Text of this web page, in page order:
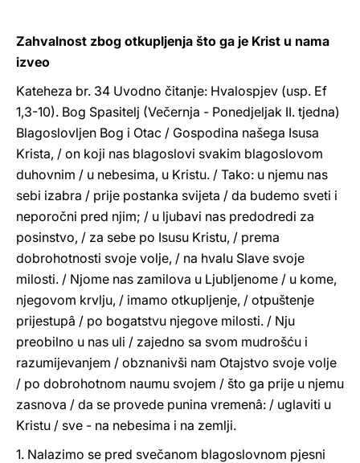
Zahvalnost zbog otkupljenja što ga je Krist u nama
izveo
Kateheza br. 34 Uvodno čitanje: Hvalospjev (usp. Ef
1,3-10). Bog Spasitelj (Večernja - Ponedjeljak II. tjedna)
Blagoslovljen Bog i Otac / Gospodina našega Isusa
Krista, / on koji nas blagoslovi svakim blagoslovom
duhovnim / u nebesima, u Kristu. / Tako: u njemu nas
sebi izabra / prije postanka svijeta / da budemo sveti i
neporočni pred njim; / u ljubavi nas predodredi za
posinstvo, / za sebe po Isusu Kristu, / prema
dobrohotnosti svoje volje, / na hvalu Slave svoje
milosti. / Njome nas zamilova u Ljubljenome / u kome,
njegovom krvlju, / imamo otkupljenje, / otpuštenje
prijestupâ / po bogatstvu njegove milosti. / Nju
preobilno u nas uli / zajedno sa svom mudrošću i
razumijevanjem / obznanivši nam Otajstvo svoje volje
/ po dobrohotnom naumu svojem / što ga prije u njemu
zasnova / da se provede punina vremenâ: / uglaviti u
Kristu / sve - na nebesima i na zemlji.
1. Nalazimo se pred svečanom blagoslovnom pjesni